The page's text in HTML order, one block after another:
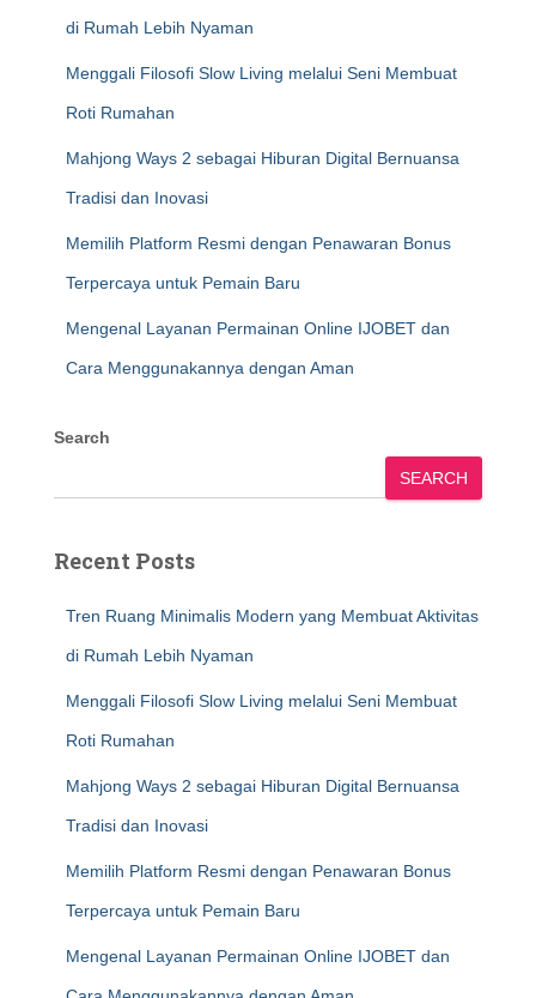
di Rumah Lebih Nyaman
Menggali Filosofi Slow Living melalui Seni Membuat
Roti Rumahan
Mahjong Ways 2 sebagai Hiburan Digital Bernuansa
Tradisi dan Inovasi
Memilih Platform Resmi dengan Penawaran Bonus
Terpercaya untuk Pemain Baru
Mengenal Layanan Permainan Online IJOBET dan
Cara Menggunakannya dengan Aman
Search
SEARCH
Recent Posts
Tren Ruang Minimalis Modern yang Membuat Aktivitas
di Rumah Lebih Nyaman
Menggali Filosofi Slow Living melalui Seni Membuat
Roti Rumahan
Mahjong Ways 2 sebagai Hiburan Digital Bernuansa
Tradisi dan Inovasi
Memilih Platform Resmi dengan Penawaran Bonus
Terpercaya untuk Pemain Baru
Mengenal Layanan Permainan Online IJOBET dan